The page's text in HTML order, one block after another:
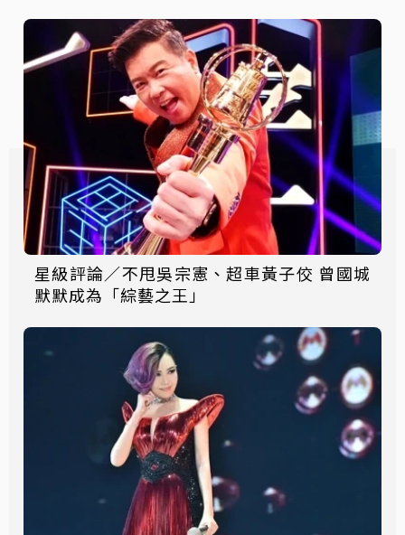
星級評論／不甩吳宗憲、超車黃子佼 曾國城
默默成為「綜藝之王」